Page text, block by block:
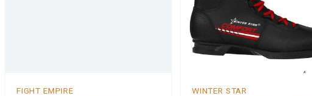
FIGHT EMPIRE WINTER STAR